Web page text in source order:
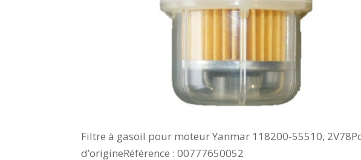
Filtre à gasoil pour moteur Yanmar 118200-55510,
d’origineRéférence : 00777650052